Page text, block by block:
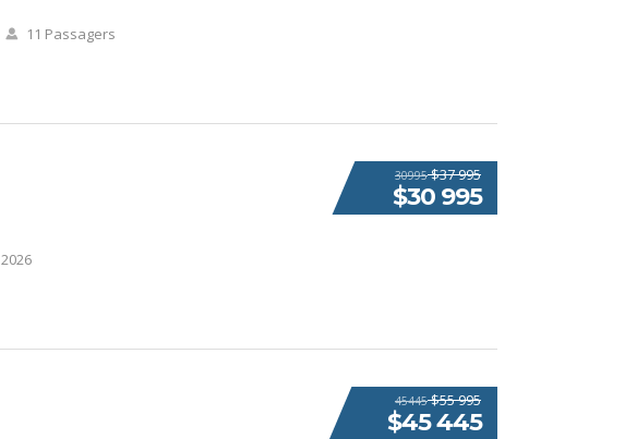
11 Passagers
30995$37 995
$30 995
2026
45445$55 995
$45 445